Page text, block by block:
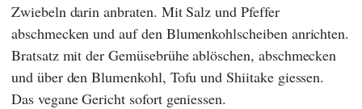
Zwiebeln darin anbraten. Mit Salz und Pfeffer
abschmecken und auf den Blumenkohlscheiben anrichten.
Bratsatz mit der Gemüsebrühe ablöschen, abschmecken
und über den Blumenkohl, Tofu und Shiitake giessen.
Das vegane Gericht sofort geniessen.